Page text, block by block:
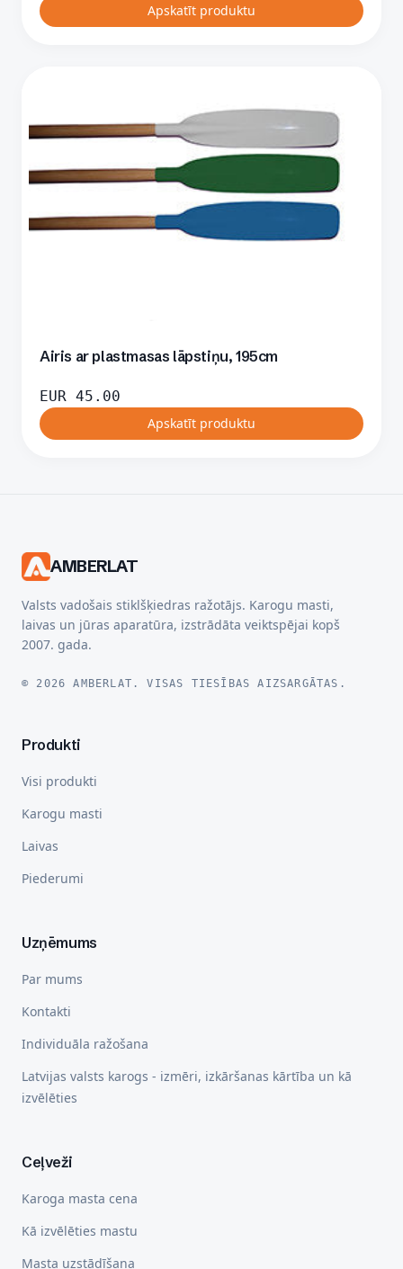
Apskatīt produktu
Airis ar plastmasas lāpstiņu, 195cm
EUR 45.00
Apskatīt produktu
AMBERLAT
Valsts vadošais stiklšķiedras ražotājs. Karogu masti,
laivas un jūras aparatūra, izstrādāta veiktspējai kopš
2007. gada.
© 2026 AMBERLAT. VISAS TIESĪBAS AIZSARGĀTAS.
Produkti
Visi produkti
Karogu masti
Laivas
Piederumi
Uzņēmums
Par mums
Kontakti
Individuāla ražošana
Latvijas valsts karogs - izmēri, izkāršanas kārtība un kā
izvēlēties
Ceļveži
Karoga masta cena
Kā izvēlēties mastu
Masta uzstādīšana